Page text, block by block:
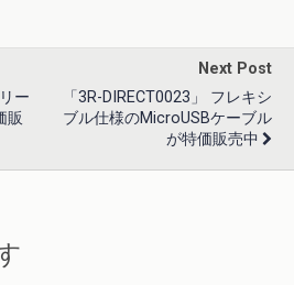
ー
販
Next Post
「3R-DIRECT0023」 フレキシ
ブル仕様のmicroUSBケーブル
が特価販売中